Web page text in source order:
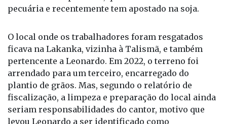
O local onde os trabalhadores foram resgatados
arrendado para um terceiro, encarregado do
plantio de grãos. Mas, segundo o relatório de
fiscalização, a limpeza e preparação do local ainda
seriam responsabilidades do cantor, motivo que
levou Leonardo a ser identificado como
empregador.